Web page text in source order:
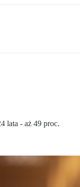
lata - aż 49 proc.